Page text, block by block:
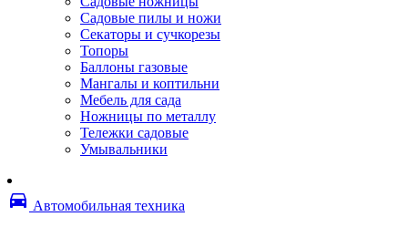
Фотобарабаны
Оригинальные расходные материалы
Для лазерных устройств печати
Матричные картриджи
Опции
Струйные картриджи
Термопленки
Картриджи лазерные, тонер-картриджи
Лазерные оригинальные
Снпч
Струйные оригинальные
Садовые пилы и ножи
Секаторы и сучкорезы
Топоры
Баллоны газовые
Мангалы и коптильни
Мебель для сада
Ножницы по металлу
Тележки садовые
Умывальники
directions_car Автомобильная техника